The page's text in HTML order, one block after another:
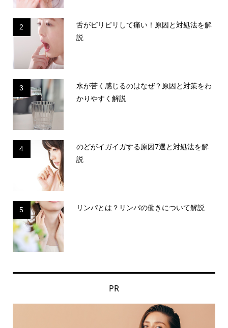
2
舌がピリピリして痛い！原因と対処法を解
説
3
水が苦く感じるのはなぜ？原因と対策をわ
かりやすく解説
4
のどがイガイガする原因7選と対処法を解
説
5 リンパとは？リンパの働きについて解説
PR